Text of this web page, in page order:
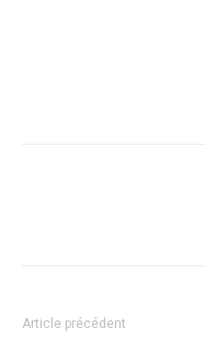
Article précédent